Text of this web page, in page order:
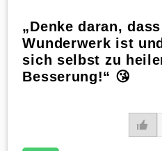
„Denke daran,
Wunderwerk ist
sich selbst zu
Besserung!“ 😘